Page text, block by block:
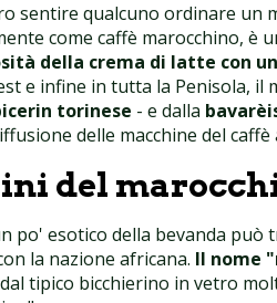
sentire qualcuno ordinare un
come caffè marocchino, è
della crema di latte con
e infine in tutta la Penisola, il
torinese - e dalla
delle macchine del caffè
del
po' esotico della bevanda
la nazione africana. Il nome
tipico bicchierino in vetro